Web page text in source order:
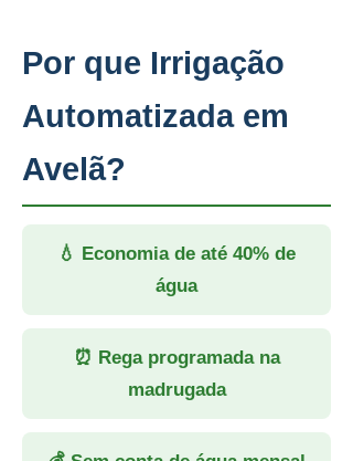
Por que Irrigação
Automatizada em
Avelã?
💧 Economia de até 40% de
água
⏰ Rega programada na
madrugada